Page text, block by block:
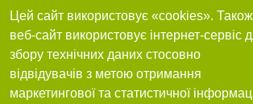
Цей сайт використовує «cookies». Також
веб-сайт використовує інтернет-сервіс
збору технічних даних стосовно
відвідувачів з метою отримання
маркетингової та статистичної